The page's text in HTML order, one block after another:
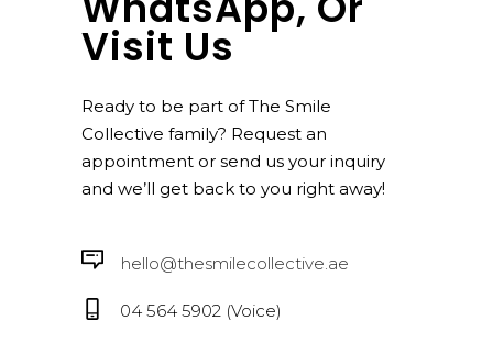
Visit Us
Ready to be part of The Smile
Collective family? Request an
appointment or send us your inquiry
and we’ll get back to you right away!
hello@thesmilecollective.ae
04 564 5902 (Voice)